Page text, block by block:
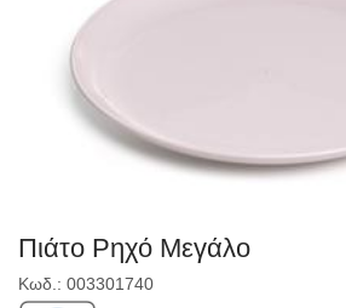
Πιάτο Ρηχό Μεγάλο
Κωδ.: 003301740